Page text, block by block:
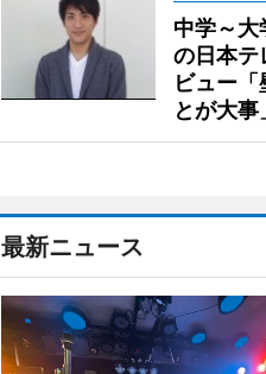
中学～大
の日本テ
ビュー
とが大事
最新ニュース